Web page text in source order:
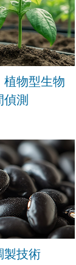
植物型生物
測
製技術